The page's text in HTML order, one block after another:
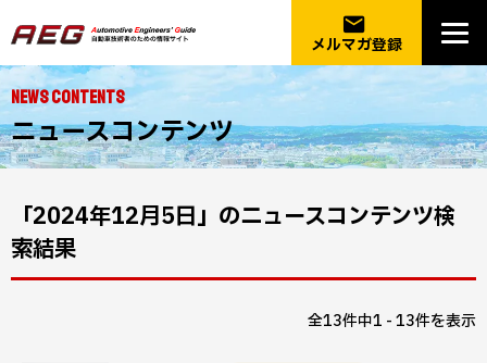
email
メルマガ登録
NEWS CONTENTS
ニュースコンテンツ
「2024年12月5日」のニュースコンテンツ検
索結果
全13件中1 - 13件を表示